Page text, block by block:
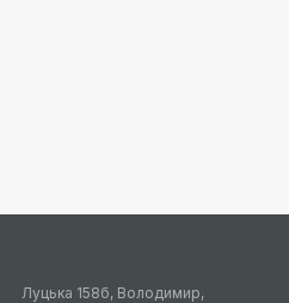
Луцька 158б, Володимир,